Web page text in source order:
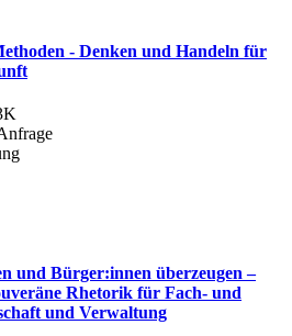
- Denken und Handeln für
und Bürger:innen überzeugen –
Rhetorik für Fach- und
und Verwaltung